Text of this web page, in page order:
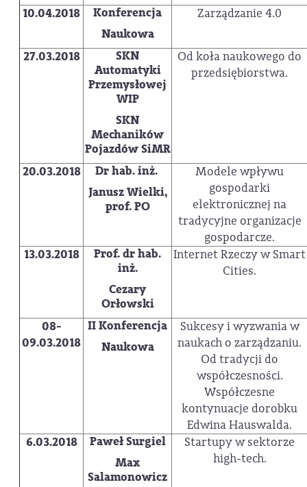
10.04.2018
Konferencja
Naukowa
Zarządzanie 4.0
27.03.2018
SKN
Automatyki
Przemysłowej
WIP
SKN
Mechaników
Pojazdów SiMR
Od koła naukowego do
przedsiębiorstwa.
20.03.2018
Dr hab. inż.
Janusz Wielki,
prof. PO
Modele wpływu
gospodarki
elektronicznej na
tradycyjne organizacje
gospodarcze.
13.03.2018
Prof. dr hab.
inż.
Cezary
Orłowski
Internet Rzeczy w Smart
Cities.
08-
09.03.2018
II Konferencja
Naukowa
Sukcesy i wyzwania w
naukach o zarządzaniu.
Od tradycji do
współczesności.
Współczesne
kontynuacje dorobku
Edwina Hauswalda.
6.03.2018
Paweł Surgiel
Max
Salamonowicz
Startupy w sektorze
high-tech.